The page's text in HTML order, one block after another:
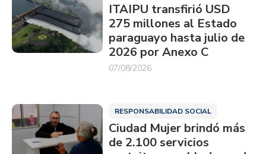
ITAIPU transfirió USD
275 millones al Estado
paraguayo hasta julio de
2026 por Anexo C
07/08/2026
RESPONSABILIDAD SOCIAL
Ciudad Mujer brindó más
de 2.100 servicios